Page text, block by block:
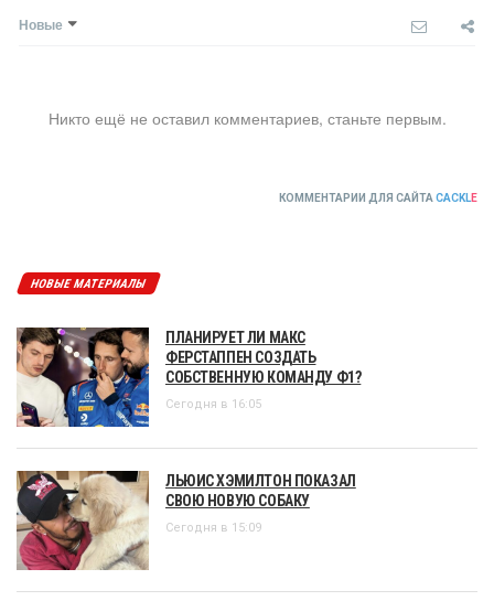
Новые
Никто ещё не оставил комментариев, станьте первым.
КОММЕНТАРИИ ДЛЯ САЙТА CACKLE
НОВЫЕ МАТЕРИАЛЫ
ПЛАНИРУЕТ ЛИ МАКС
ФЕРСТАППЕН СОЗДАТЬ
СОБСТВЕННУЮ КОМАНДУ Ф1?
Сегодня в 16:05
ЛЬЮИС ХЭМИЛТОН ПОКАЗАЛ
СВОЮ НОВУЮ СОБАКУ
Сегодня в 15:09